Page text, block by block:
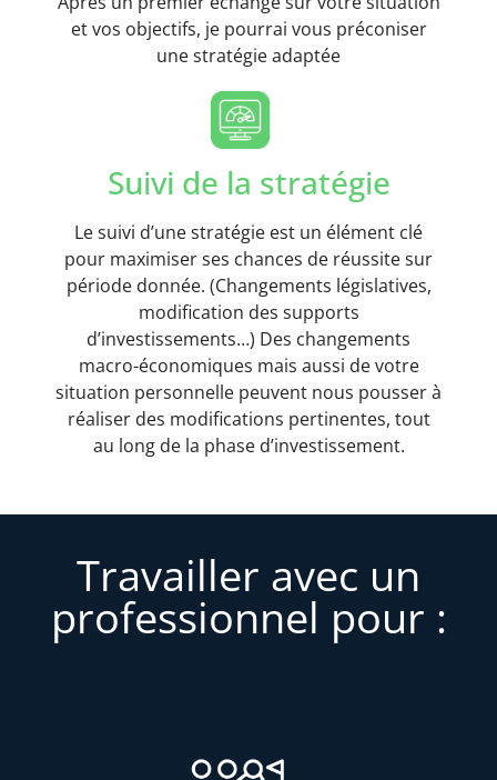
et vos objectifs, je pourrai vous préconiser
une stratégie adaptée
Suivi de la stratégie
Le suivi d’une stratégie est un élément clé
pour maximiser ses chances de réussite sur
période donnée. (Changements législatives,
modification des supports
d’investissements…) Des changements
macro-économiques mais aussi de votre
situation personnelle peuvent nous pousser à
réaliser des modifications pertinentes, tout
au long de la phase d’investissement.
Travailler avec un
professionnel pour :